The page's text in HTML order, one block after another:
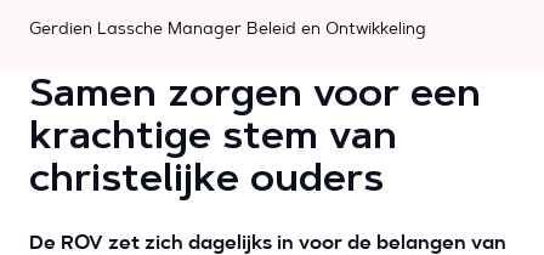
Gerdien Lassche Manager Beleid en Ontwikkeling
Samen zorgen voor een
krachtige stem van
christelijke ouders
De ROV zet zich dagelijks in voor de belangen van